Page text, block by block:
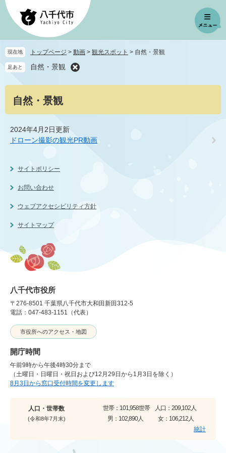
ペ
先
頭
メ
を
飛
文
現在地 トップページ > 動画 > 観光スポット > 自然・景観
足あと 自然・景観
自然・景観
2024年4月2日更新
ドローン撮影の観光PR動画
サイトポリシー
お問い合わせ
ウェブアクセシビリティ方針
サイトマップ
八千代市役所
〒276-8501 千葉県八千代市大和田新田312-5
電話：047-483-1151（代表）
市役所へのアクセス・地図
開庁時間
午前9時から午後4時30分まで
（土曜日・日曜日・祝日および12月29日から1月3日を除く）
8月3日から窓口受付時間を変更します
人口・世帯数
(令和8年7月末)
世帯： 101,958世帯 人口： 209,102人
男： 102,890人 女： 106,212人
統計